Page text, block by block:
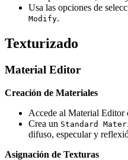
Usa las opciones de
Modify.
Texturizado
Material Editor
Creación de Materiales
Accede al Material Editor
Crea un Standard
difuso, especular y
Asignación de Texturas